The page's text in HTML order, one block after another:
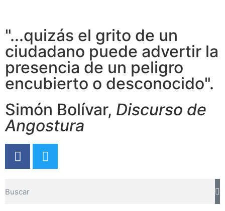
"...quizás el grito de un
ciudadano puede advertir la
presencia de un peligro
encubierto o desconocido".
Simón Bolívar, Discurso de
Angostura